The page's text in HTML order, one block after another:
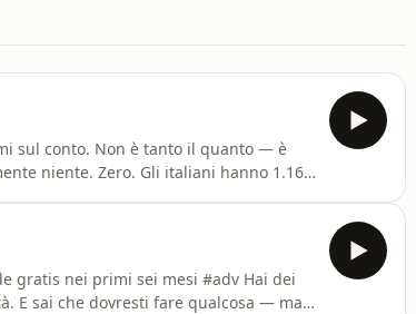
italiani hanno 1.163
nei primi sei mesi #adv Hai dei
E sai che dovresti fare qualcosa — ma